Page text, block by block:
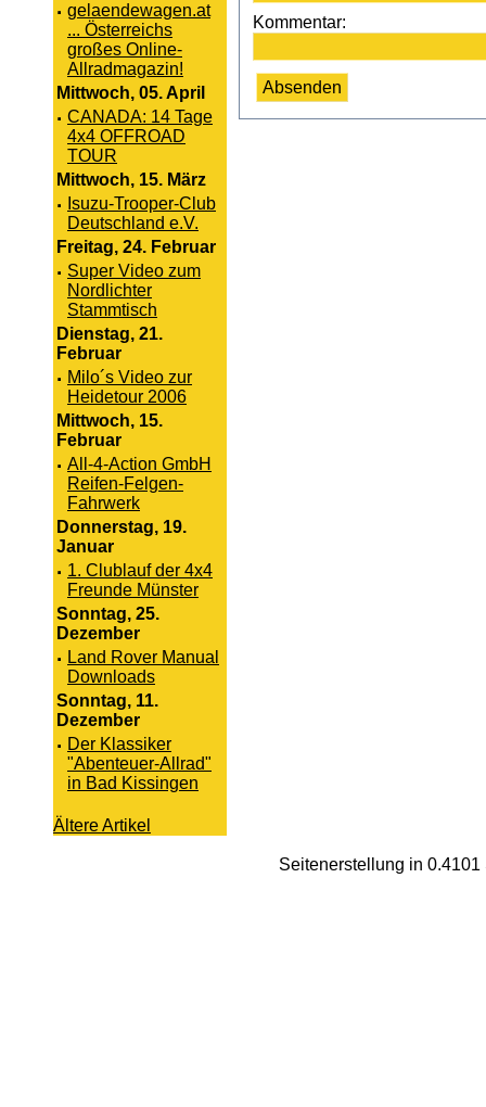
· gelaendewagen.at
... Österreichs
großes Online-
Allradmagazin!
Mittwoch, 05. April
· CANADA: 14 Tage
4x4 OFFROAD
TOUR
Mittwoch, 15. März
· Isuzu-Trooper-Club
Deutschland e.V.
Freitag, 24. Februar
· Super Video zum
Nordlichter
Stammtisch
Dienstag, 21.
Februar
· Milo´s Video zur
Heidetour 2006
Mittwoch, 15.
Februar
· All-4-Action GmbH
Reifen-Felgen-
Fahrwerk
Donnerstag, 19.
Januar
· 1. Clublauf der 4x4
Freunde Münster
Sonntag, 25.
Dezember
· Land Rover Manual
Downloads
Sonntag, 11.
Dezember
· Der Klassiker
"Abenteuer-Allrad"
in Bad Kissingen
Ältere Artikel
Kommentar:
Seitenerstellung in